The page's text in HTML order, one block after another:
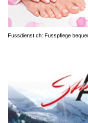
Fussdienst.ch: Fusspflege